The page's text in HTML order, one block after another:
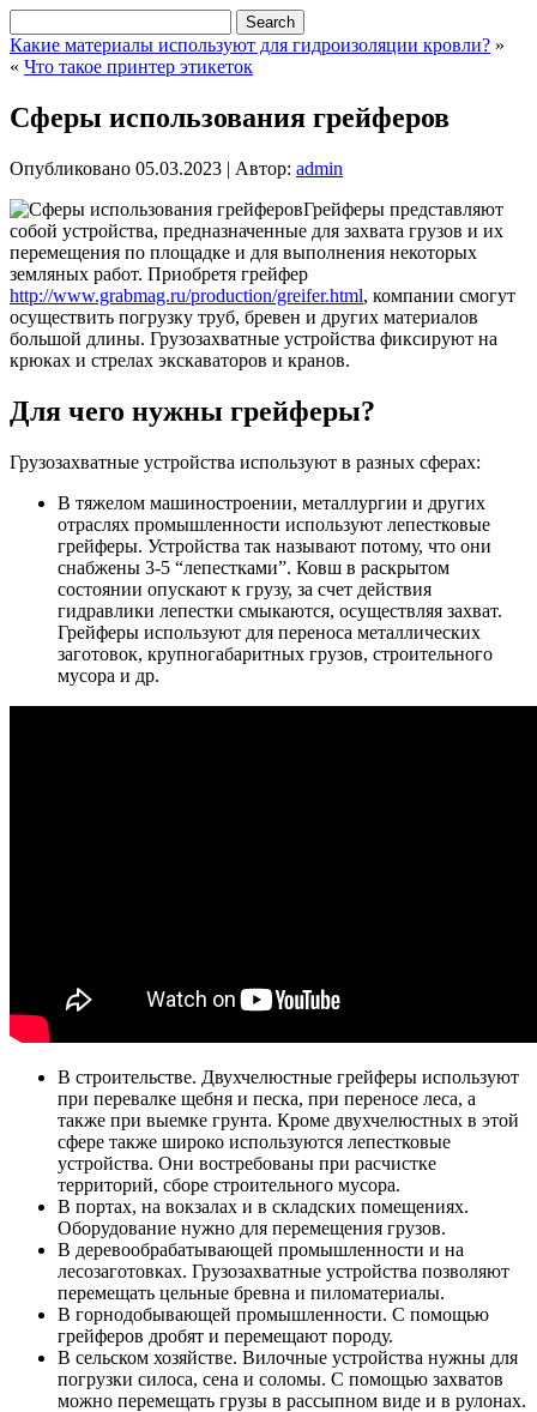
Какие материалы используют для гидроизоляции кровли? »
« Что такое принтер этикеток
Сферы использования грейферов
Опубликовано 05.03.2023 | Автор: admin
Грейферы представляют
собой устройства, предназначенные для захвата грузов и их
перемещения по площадке и для выполнения некоторых
земляных работ. Приобретя грейфер
http://www.grabmag.ru/production/greifer.html, компании смогут
осуществить погрузку труб, бревен и других материалов
большой длины. Грузозахватные устройства фиксируют на
крюках и стрелах экскаваторов и кранов.
Для чего нужны грейферы?
Грузозахватные устройства используют в разных сферах:
В тяжелом машиностроении, металлургии и других
отраслях промышленности используют лепестковые
грейферы. Устройства так называют потому, что они
снабжены 3-5 “лепестками”. Ковш в раскрытом
состоянии опускают к грузу, за счет действия
гидравлики лепестки смыкаются, осуществляя захват.
Грейферы используют для переноса металлических
заготовок, крупногабаритных грузов, строительного
мусора и др.
В строительстве. Двухчелюстные грейферы используют
при перевалке щебня и песка, при переносе леса, а
также при выемке грунта. Кроме двухчелюстных в этой
сфере также широко используются лепестковые
устройства. Они востребованы при расчистке
территорий, сборе строительного мусора.
В портах, на вокзалах и в складских помещениях.
Оборудование нужно для перемещения грузов.
В деревообрабатывающей промышленности и на
лесозаготовках. Грузозахватные устройства позволяют
перемещать цельные бревна и пиломатериалы.
В горнодобывающей промышленности. С помощью
грейферов дробят и перемещают породу.
В сельском хозяйстве. Вилочные устройства нужны для
погрузки силоса, сена и соломы. С помощью захватов
можно перемещать грузы в рассыпном виде и в рулонах.